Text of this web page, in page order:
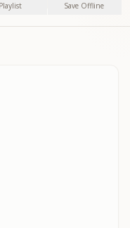
Playlist Save Offline